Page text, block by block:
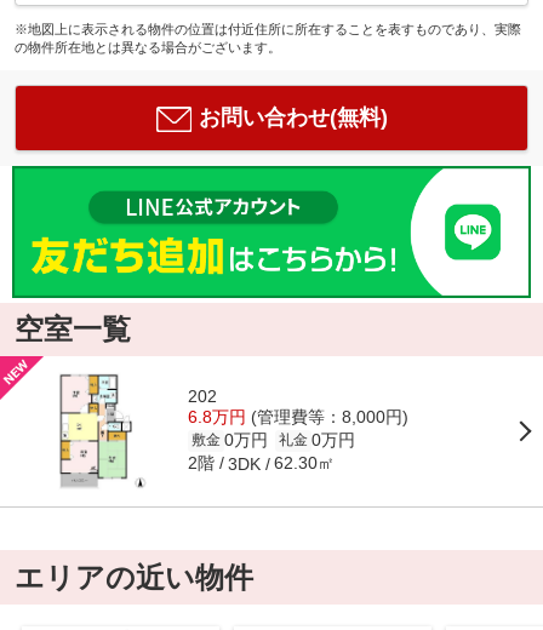
※地図上に表示される物件の位置は付近住所に所在することを表すものであり、実際
の物件所在地とは異なる場合がございます。
お問い合わせ(無料)
空室一覧
202
6.8万円 (管理費等：8,000円)
敷金 0万円 礼金 0万円
2階 3DK 62.30㎡
エリアの近い物件